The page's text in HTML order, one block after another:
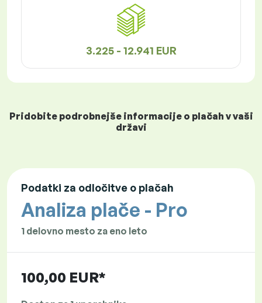
3.225 - 12.941 EUR
Pridobite podrobnejše informacije o plačah v vaši
državi
Podatki za odločitve o plačah
Analiza plače - Pro
1 delovno mesto za eno leto
100,00 EUR*